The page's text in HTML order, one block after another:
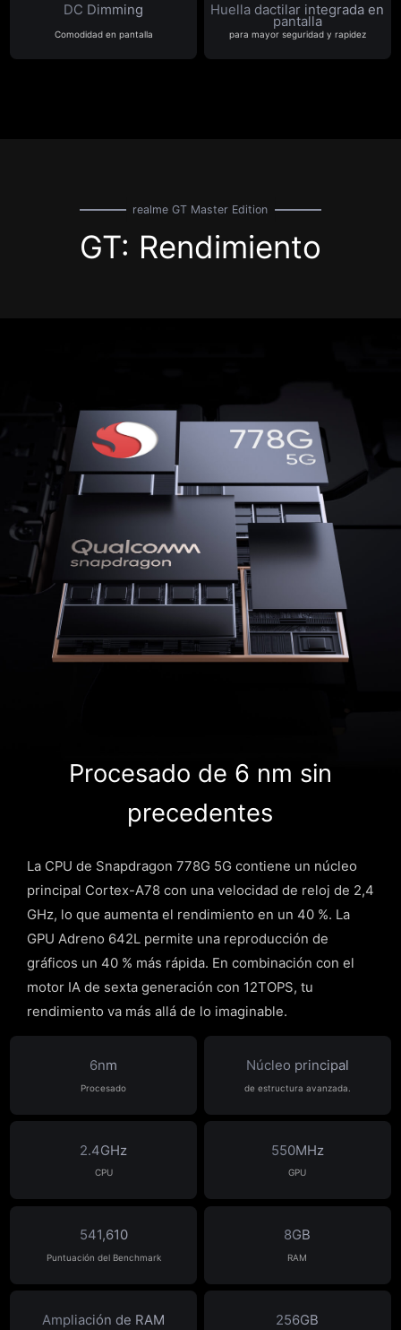
DC Dimming
Comodidad en pantalla
Huella dactilar integrada en
pantalla
para mayor seguridad y rapidez
realme GT Master Edition
GT: Rendimiento
Procesado de 6 nm sin
precedentes
La CPU de Snapdragon 778G 5G contiene un núcleo
principal Cortex-A78 con una velocidad de reloj de 2,4
GHz, lo que aumenta el rendimiento en un 40 %. La
GPU Adreno 642L permite una reproducción de
gráficos un 40 % más rápida. En combinación con el
motor IA de sexta generación con 12TOPS, tu
rendimiento va más allá de lo imaginable.
6nm
Procesado
Núcleo principal
de estructura avanzada.
2.4GHz
CPU
550MHz
GPU
541,610
Puntuación del Benchmark
8GB
RAM
Ampliación de RAM 256GB